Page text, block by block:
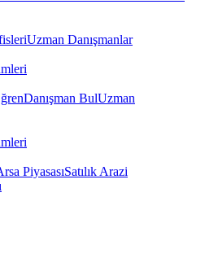
Uzman Danışmanlar
Danışman BulUzman
PiyasasıSatılık Arazi